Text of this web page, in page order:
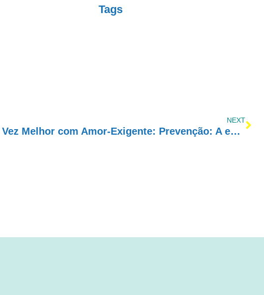
Tags
NEXT
Programa Cada Vez Melhor com Amor-Exigente: Prevenção: A estrela das políticas públicas sobre drogas